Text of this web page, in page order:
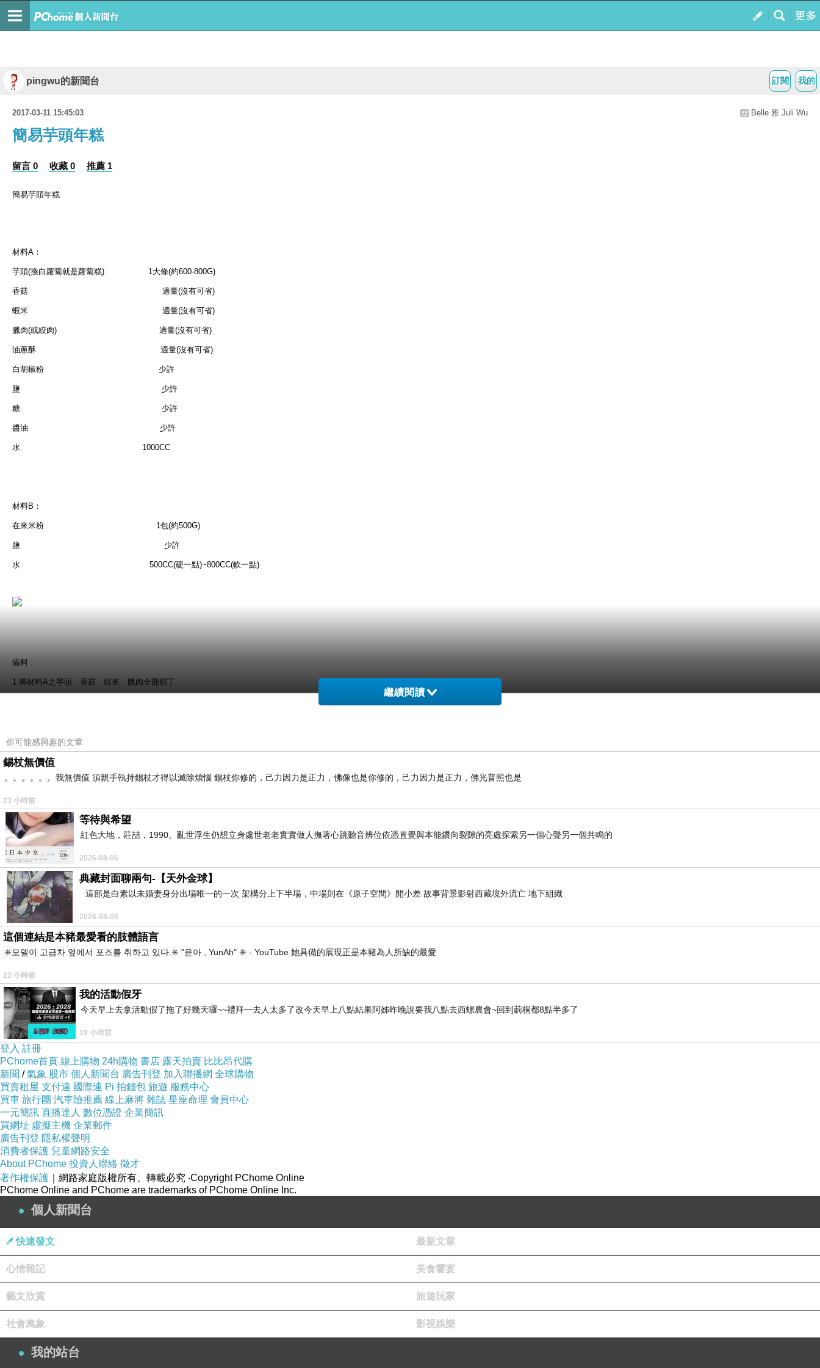
我的
訂閱
pingwu的新聞台
2017-03-11 15:45:03 Belle 雅 Juli Wu
簡易芋頭年糕
留言 0 收藏 0 推薦 1
簡易芋頭年糕
材料A：
芋頭(換白蘿蔔就是蘿蔔糕) 1大條(約600-800G)
香菇 適量(沒有可省)
蝦米 適量(沒有可省)
臘肉(或絞肉) 適量(沒有可省)
油蔥酥 適量(沒有可省)
白胡椒粉 少許
鹽 少許
糖 少許
醬油 少許
水 1000CC
材料B：
在來米粉 1包(約500G)
鹽 少許
水 500CC(硬一點)~800CC(軟一點)
備料：
1.將材料A之芋頭、香菇、蝦米、臘肉全部切丁
2.將材料B拌勻
做法：
1.炒鍋中倒入油熱油後先放入油蔥酥
2.放入香菇、蝦米、臘肉繼續拌炒
繼續閱讀
你可能感興趣的文章
錫杖無價值
。。。。。。我無價值 須親手執持錫杖才得以滅除煩惱 錫杖你修的，己力因力是正力，佛像也是你修的，己力因力是正力，佛光普照也是
23 小時前
等待與希望
紅色大地，莊喆，1990。亂世浮生仍想立身處世老老實實做人撫著心跳聽音辨位依憑直覺與本能鑽向裂隙的亮處探索另一個心聲另一個共鳴的
2026-08-06
典藏封面聊兩句-【天外金球】
這部是白素以未婚妻身分出場唯一的一次 架構分上下半場，中場則在《原子空間》開小差 故事背景影射西藏境外流亡 地下組織
2026-08-06
這個連結是本豬最愛看的肢體語言
✳️모델이 고급차 옆에서 포즈를 취하고 있다.✳️ "윤아 , YunAh" ✳️ - YouTube 她具備的展現正是本豬為人所缺的最愛
22 小時前
我的活動假牙
今天早上去拿活動假了拖了好幾天囉~~禮拜一去人太多了改今天早上八點結果阿姊昨晚說要我八點去西螺農會~回到莿桐都8點半多了
19 小時前
登入 註冊
PChome首頁 線上購物 24h購物 書店 露天拍賣 比比昂代購
新聞 /氣象 股市 個人新聞台 廣告刊登 加入聯播網 全球購物
買賣租屋 支付連 國際連 Pi 拍錢包 旅遊 服務中心
買車 旅行團 汽車險推薦 線上麻將 雜誌 星座命理 會員中心
一元簡訊 直播達人 數位憑證 企業簡訊
買網址 虛擬主機 企業郵件
廣告刊登 隱私權聲明
消費者保護 兒童網路安全
About PChome 投資人聯絡 徵才
著作權保護 ｜網路家庭版權所有、轉載必究 ‧Copyright PChome Online
PChome Online and PChome are trademarks of PChome Online Inc.
個人新聞台
快速發文 最新文章
心情雜記 美食饗宴
藝文欣賞 旅遊玩家
社會萬象 影視娛樂
我的站台